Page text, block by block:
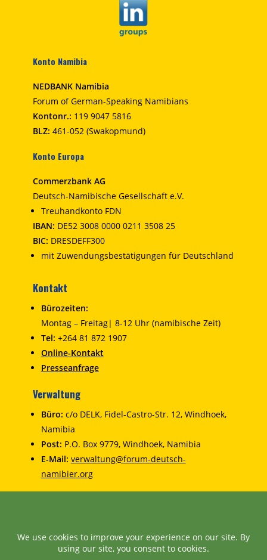
Konto Namibia
NEDBANK Namibia
Forum of German-Speaking Namibians
Kontonr.: 119 9047 5816
BLZ: 461-052 (Swakopmund)
Konto Europa
Commerzbank AG
Deutsch-Namibische Gesellschaft e.V.
Treuhandkonto FDN
IBAN: DE52 3008 0000 0211 3508 25
BIC: DRESDEFF300
mit Zuwendungsbestätigungen für Deutschland
Kontakt
Bürozeiten:
Montag – Freitag| 8-12 Uhr (namibische Zeit)
Tel: +264 81 872 1907
Online-Kontakt
Presseanfrage
Verwaltung
Büro: c/o DELK, Fidel-Castro-Str. 12, Windhoek,
Namibia
Post: P.O. Box 9779, Windhoek, Namibia
E-Mail: verwaltung@forum-deutsch-
namibier.org
Haftungsausschluss
Datenschutzerklärung